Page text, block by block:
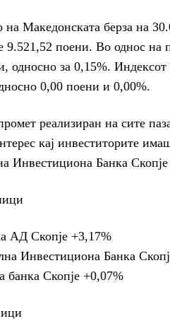
на Македонската берза на
9.521,52 поени. Во однос на
односно за 0,15%.
0,00 поени и 0,00%.
реализиран на сите
кај инвеститорите
Инвестициона Банка
АД Скопје +3,17%
Инвестициона Банка
банка Скопје +0,07%